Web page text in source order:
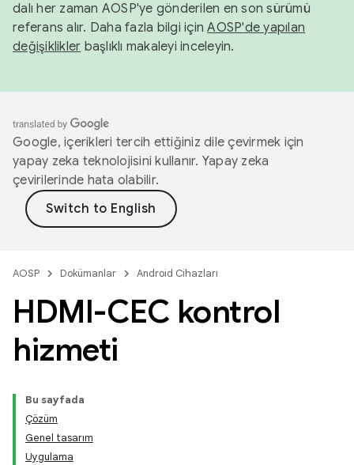
dalı her zaman AOSP'ye gönderilen en son sürümü
referans alır. Daha fazla bilgi içinAOSP'de yapılan
değişiklikler başlıklı makaleyi inceleyin.
Google, içerikleri tercih ettiğiniz dile çevirmek için
yapay zeka teknolojisini kullanır. Yapay zeka
çevirilerinde hata olabilir.
AOSP Dokümanlar Android Cihazları
HDMI-CEC kontrol
hizmeti
Bu sayfada
Çözüm
Genel tasarım
Uygulama